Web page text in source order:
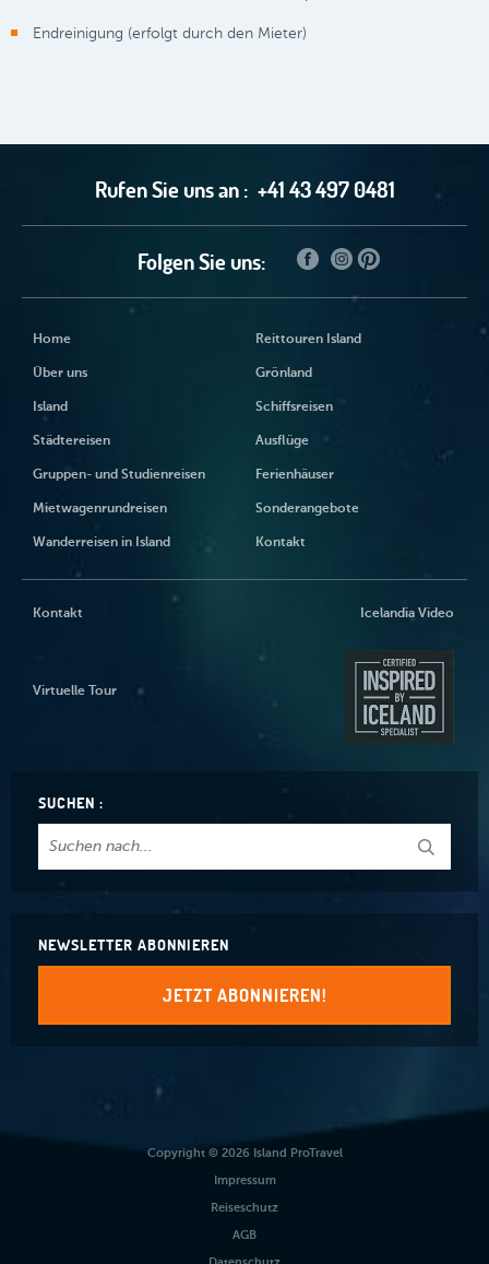
Endreinigung (erfolgt durch den Mieter)
Rufen Sie uns an : +41 43 497 0481
Folgen Sie uns:
Home
Über uns
Island
Städtereisen
Gruppen- und Studienreisen
Mietwagenrundreisen
Wanderreisen in Island
Reittouren Island
Grönland
Schiffsreisen
Ausflüge
Ferienhäuser
Sonderangebote
Kontakt
Kontakt Icelandia Video
Virtuelle Tour
SUCHEN :
NEWSLETTER ABONNIEREN
JETZT ABONNIEREN!
Copyright © 2026 Island ProTravel
Impressum
Reiseschutz
AGB